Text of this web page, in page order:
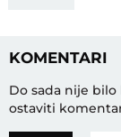
KOMENTARI
Do sada nije
ostaviti